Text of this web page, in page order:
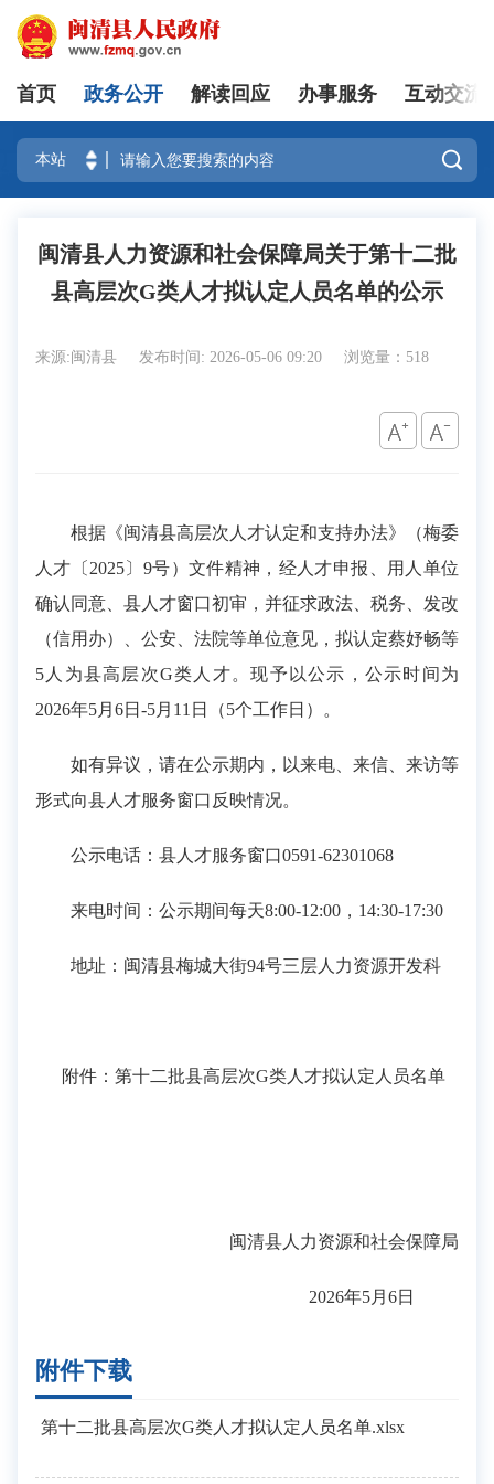
登录
首页 政务公开 解读回应 办事服务 互动交流

闽清县人力资源和社会保障局关于第十二批
县高层次G类人才拟认定人员名单的公示
来源:闽清县 发布时间: 2026-05-06 09:20 浏览量：518
根据《闽清县高层次人才认定和支持办法》（梅委
人才〔2025〕9号）文件精神，经人才申报、用人单位
确认同意、县人才窗口初审，并征求政法、税务、发改
（信用办）、公安、法院等单位意见，拟认定蔡妤畅等
5人为县高层次G类人才。现予以公示，公示时间为
2026年5月6日-5月11日（5个工作日）。
如有异议，请在公示期内，以来电、来信、来访等
形式向县人才服务窗口反映情况。
公示电话：县人才服务窗口0591-62301068
来电时间：公示期间每天8:00-12:00，14:30-17:30
地址：闽清县梅城大街94号三层人力资源开发科
附件：第十二批县高层次G类人才拟认定人员名单
闽清县人力资源和社会保障局
2026年5月6日
附件下载
第十二批县高层次G类人才拟认定人员名单.xlsx